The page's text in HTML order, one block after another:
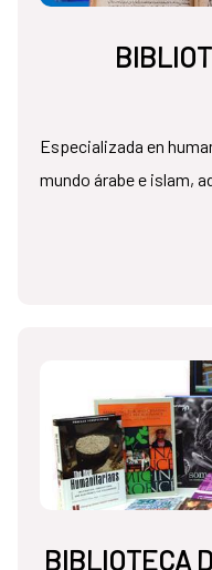
Especializada en
mundo árabe e islam,
BIBLIOTECA